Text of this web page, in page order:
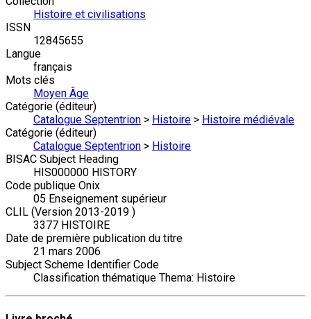
Histoire et civilisations
ISSN
12845655
Langue
français
Mots clés
Moyen Âge
Catégorie (éditeur)
Catalogue Septentrion > Histoire > Histoire médiévale
Catégorie (éditeur)
Catalogue Septentrion > Histoire
BISAC Subject Heading
HIS000000 HISTORY
Code publique Onix
05 Enseignement supérieur
CLIL (Version 2013-2019 )
3377 HISTOIRE
Date de première publication du titre
21 mars 2006
Subject Scheme Identifier Code
Classification thématique Thema: Histoire